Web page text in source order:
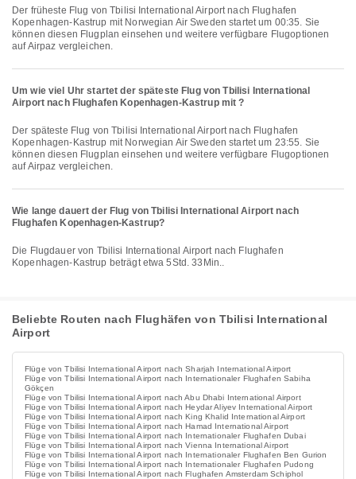
Der früheste Flug von Tbilisi International Airport nach Flughafen
Kopenhagen-Kastrup mit Norwegian Air Sweden startet um 00:35. Sie
können diesen Flugplan einsehen und weitere verfügbare Flugoptionen
auf Airpaz vergleichen.
Um wie viel Uhr startet der späteste Flug von Tbilisi International
Airport nach Flughafen Kopenhagen-Kastrup mit ?
Der späteste Flug von Tbilisi International Airport nach Flughafen
Kopenhagen-Kastrup mit Norwegian Air Sweden startet um 23:55. Sie
können diesen Flugplan einsehen und weitere verfügbare Flugoptionen
auf Airpaz vergleichen.
Wie lange dauert der Flug von Tbilisi International Airport nach
Flughafen Kopenhagen-Kastrup?
Die Flugdauer von Tbilisi International Airport nach Flughafen
Kopenhagen-Kastrup beträgt etwa 5Std. 33Min..
Beliebte Routen nach Flughäfen von Tbilisi International
Airport
Flüge von Tbilisi International Airport nach Sharjah International Airport
Flüge von Tbilisi International Airport nach Internationaler Flughafen Sabiha
Gökçen
Flüge von Tbilisi International Airport nach Abu Dhabi International Airport
Flüge von Tbilisi International Airport nach Heydar Aliyev International Airport
Flüge von Tbilisi International Airport nach King Khalid International Airport
Flüge von Tbilisi International Airport nach Hamad International Airport
Flüge von Tbilisi International Airport nach Internationaler Flughafen Dubai
Flüge von Tbilisi International Airport nach Vienna International Airport
Flüge von Tbilisi International Airport nach Internationaler Flughafen Ben Gurion
Flüge von Tbilisi International Airport nach Internationaler Flughafen Pudong
Flüge von Tbilisi International Airport nach Flughafen Amsterdam Schiphol